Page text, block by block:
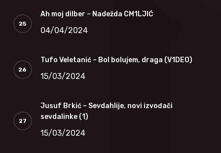
Ah moj dilber – Nadežda CM1LJIĆ
04/04/2024
Tufo Veletanić – Bol bolujem, draga (V1DEO)
15/03/2024
Jusuf Brkić – Sevdahlije, novi izvođači
sevdalinke (1)
15/03/2024